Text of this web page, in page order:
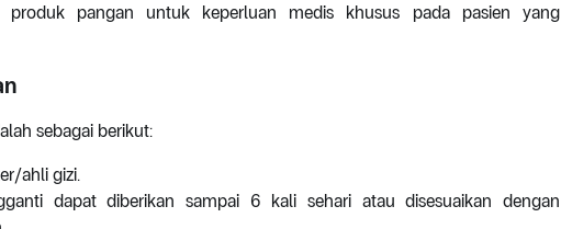
produk pangan untuk keperluan medis khusus pada pasien yang
sebagai berikut:
ahli gizi.
dapat diberikan sampai 6 kali sehari atau disesuaikan dengan